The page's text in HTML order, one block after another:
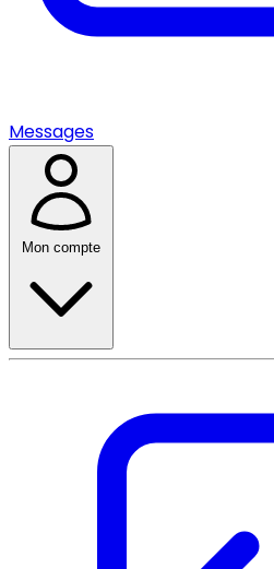
Messages
Mon compte